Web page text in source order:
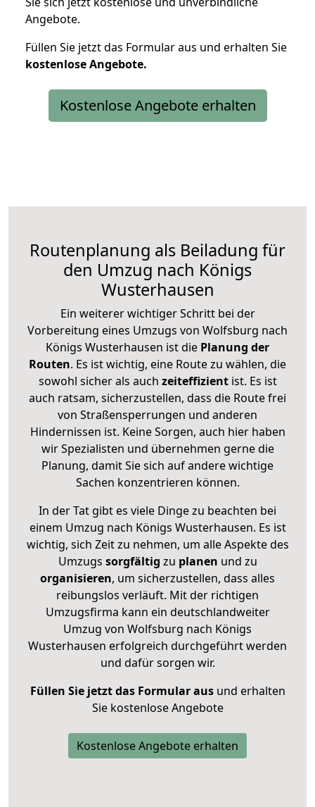
Angebote.
Füllen Sie jetzt das Formular aus und erhalten Sie
kostenloseAngebote.
Kostenlose Angebote erhalten
Routenplanung als Beiladung für
den Umzug nach Königs
Wusterhausen
Ein weiterer wichtiger Schritt bei der
Vorbereitung eines Umzugs von Wolfsburg nach
Königs Wusterhausen ist die Planung der
Routen. Es ist wichtig, eine Route zu wählen, die
sowohl sicher als auch zeiteffizientist. Es ist
auch ratsam, sicherzustellen, dass die Route frei
von Straßensperrungen und anderen
Hindernissen ist. Keine Sorgen, auch hier haben
wir Spezialisten und übernehmen gerne die
Planung, damit Sie sich auf andere wichtige
Sachen konzentrieren können.
In der Tat gibt es viele Dinge zu beachten bei
einem Umzug nach Königs Wusterhausen. Es ist
wichtig, sich Zeit zu nehmen, um alle Aspekte des
Umzugs sorgfältig zu planen und zu
organisieren, um sicherzustellen, dass alles
reibungslos verläuft. Mit der richtigen
Umzugsfirma kann ein deutschlandweiter
Umzug von Wolfsburg nach Königs
Wusterhausen erfolgreich durchgeführt werden
und dafür sorgen wir.
Füllen Sie jetzt das Formular ausund erhalten
Sie kostenlose Angebote
Kostenlose Angebote erhalten